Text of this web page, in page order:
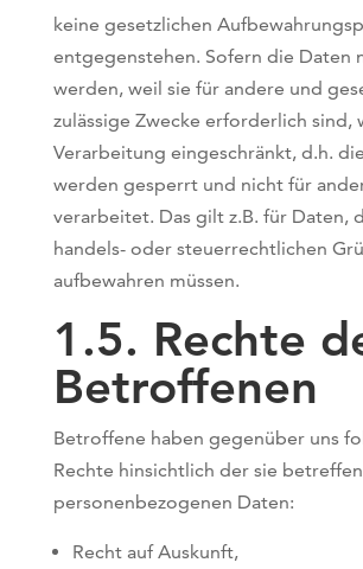
keine gesetzlichen
entgegenstehen. Sofern die Daten
werden, weil sie für andere und
zulässige Zwecke erforderlich sind,
Verarbeitung eingeschränkt, d.h.
werden gesperrt und nicht für
verarbeitet. Das gilt z.B. für Daten,
handels- oder steuerrechtlichen
aufbewahren müssen.
1.5. Rechte
Betroffenen
Betroffene haben gegenüber uns
Rechte hinsichtlich der sie
personenbezogenen Daten:
Recht auf Auskunft,